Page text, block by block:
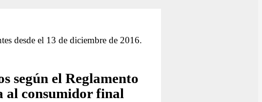
desde el 13 de diciembre de 2016.
según el Reglamento
al consumidor final